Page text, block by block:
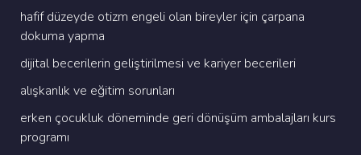
hafi̇f düzeyde oti̇zm engeli̇ olan bi̇reyler i̇çi̇n çarpana
dokuma yapma
di̇ji̇tal beceri̇leri̇n geli̇şti̇ri̇lmesi̇ ve kari̇yer beceri̇leri̇
alişkanlik ve eği̇ti̇m sorunlari
erken çocukluk dönemi̇nde geri̇ dönüşüm ambalajlari kurs
programi